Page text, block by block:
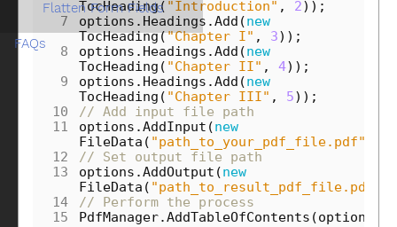
TocHeading( "Introduction" , 2));
7
options . Headings .Add (new
TocHeading("Chapter I" , 3));
8
options . Headings .Add (new
TocHeading ( "Chapter II" , 4));
9
options . Headings .Add (new
TocHeading ( "Chapter III" , 5));
10
// Add input file path
11
options .AddInput (new
FileData ( "path_to_your_pdf_file.pdf"
12
// Set output file path
13
options .AddOutput (new
FileData ( "path_to_result_pdf_file.pdf"
14
// Perform the process
15
PdfManager.AddTableOfContents (options
Flatten Form Fields
FAQs